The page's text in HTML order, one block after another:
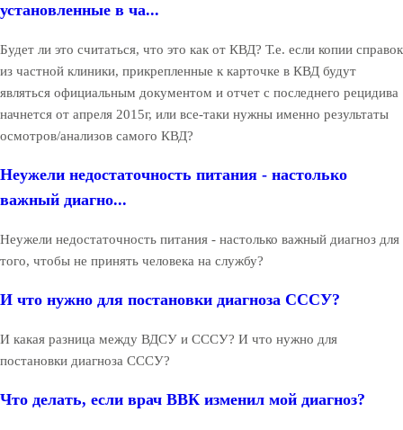
установленные в ча...
Будет ли это считаться, что это как от КВД? Т.е. если копии справок
из частной клиники, прикрепленные к карточке в КВД будут
являться официальным документом и отчет с последнего рецидива
начнется от апреля 2015г, или все-таки нужны именно результаты
осмотров/анализов самого КВД?
Неужели недостаточность питания - настолько
важный диагно...
Неужели недостаточность питания - настолько важный диагноз для
того, чтобы не принять человека на службу?
И что нужно для постановки диагноза СССУ?
И какая разница между ВДСУ и СССУ? И что нужно для
постановки диагноза СССУ?
Что делать, если врач ВВК изменил мой диагноз?